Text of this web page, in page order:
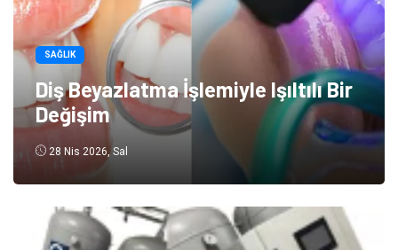
SAĞLIK
Diş Beyazlatma İşlemiyle Işıltılı Bir
Değişim
28 Nis 2026, Sal